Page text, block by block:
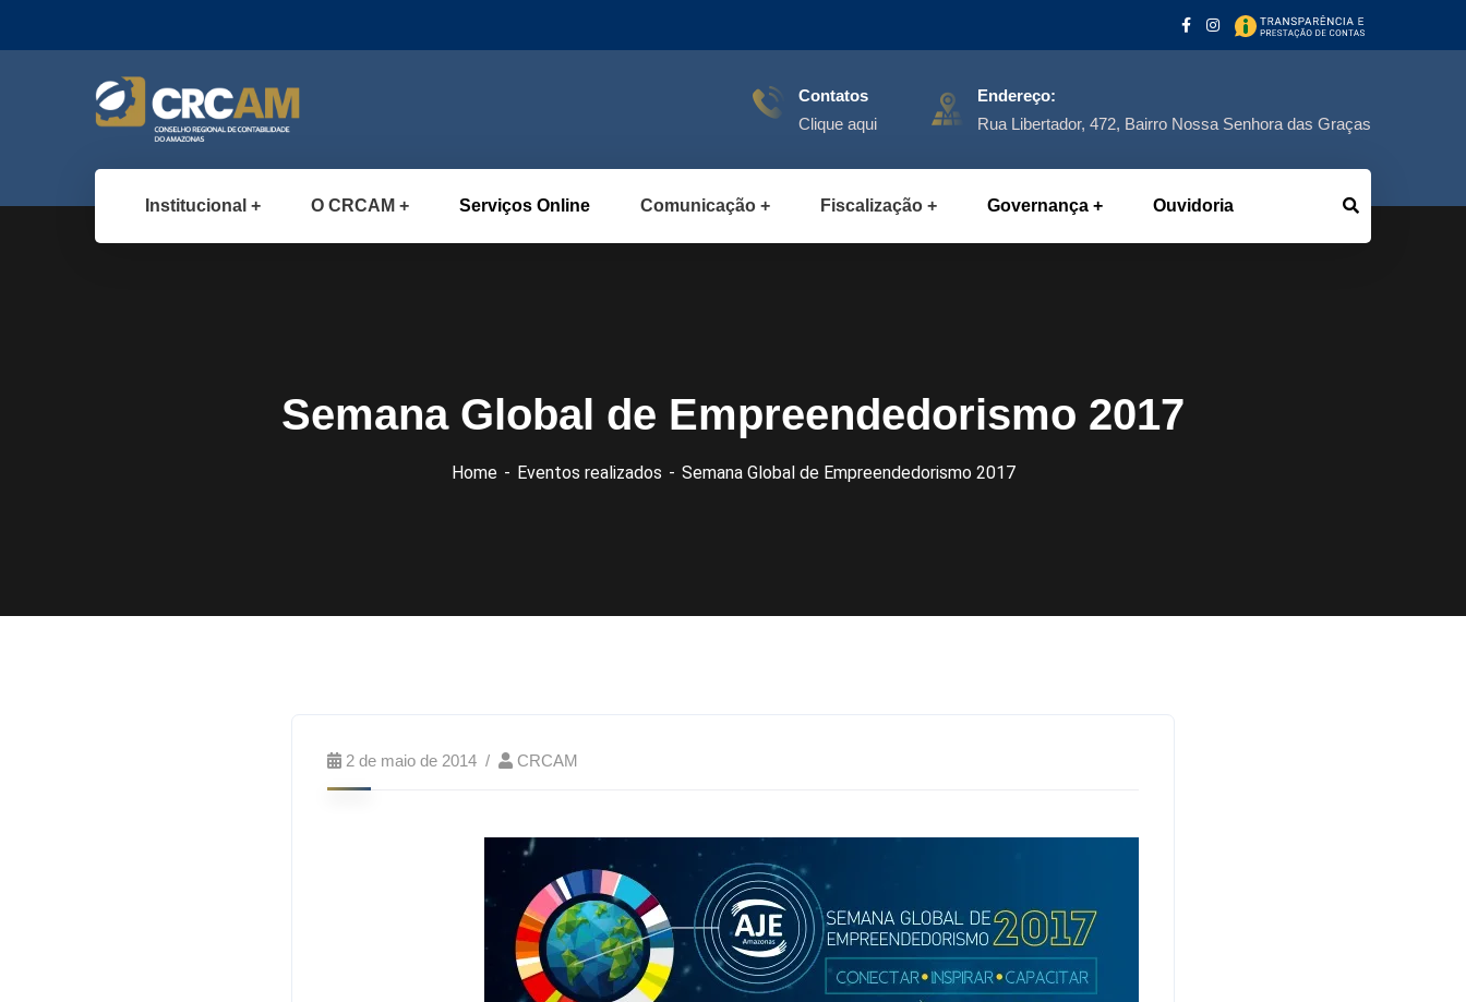
Contatos
Clique aqui
Endereço:
Rua Libertador, 472, Bairro Nossa Senhora das Graças
Institucional O CRCAM Serviços Online Comunicação Fiscalização Governança Ouvidoria
Semana Global de Empreendedorismo 2017
Home Eventos realizados Semana Global de Empreendedorismo 2017
2 de maio de 2014 CRCAM